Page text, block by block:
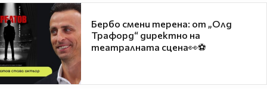
Бербо смени терена: от „Олд
Трафорд“ директно на
театралната сцена👀⚽